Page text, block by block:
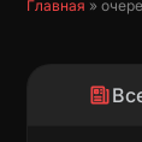
Главная »